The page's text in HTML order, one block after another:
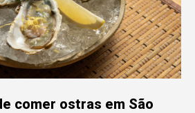
comer ostras em São